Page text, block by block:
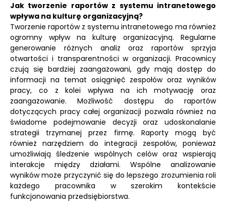
Jak tworzenie raportów z systemu intranetowego
wpływa na kulturę organizacyjną?
Tworzenie raportów z systemu intranetowego ma również
ogromny wpływ na kulturę organizacyjną. Regularne
generowanie różnych analiz oraz raportów sprzyja
otwartości i transparentności w organizacji. Pracownicy
czują się bardziej zaangażowani, gdy mają dostęp do
informacji na temat osiągnięć zespołów oraz wyników
pracy, co z kolei wpływa na ich motywację oraz
zaangażowanie. Możliwość dostępu do raportów
dotyczących pracy całej organizacji pozwala również na
świadome podejmowanie decyzji oraz udoskonalanie
strategii trzymanej przez firmę. Raporty mogą być
również narzędziem do integracji zespołów, ponieważ
umożliwiają śledzenie wspólnych celów oraz wspierają
interakcje między działami. Wspólne analizowanie
wyników może przyczynić się do lepszego zrozumienia roli
każdego pracownika w szerokim kontekście
funkcjonowania przedsiębiorstwa.